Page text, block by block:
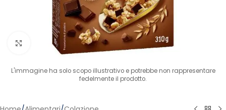
Clicca per ingrandire
L'immagine ha solo scopo illustrativo e potrebbe non rappresentare
fedelmente il prodotto.